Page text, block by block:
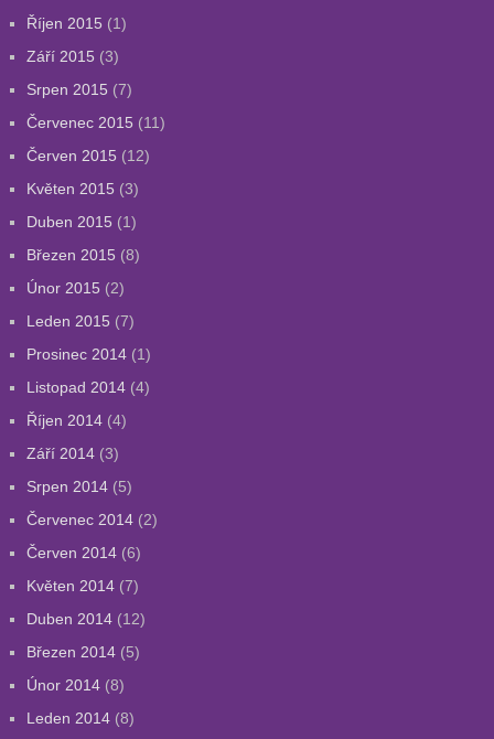
Říjen 2015 (1)
Září 2015 (3)
Srpen 2015 (7)
Červenec 2015 (11)
Červen 2015 (12)
Květen 2015 (3)
Duben 2015 (1)
Březen 2015 (8)
Únor 2015 (2)
Leden 2015 (7)
Prosinec 2014(1)
Listopad 2014(4)
Říjen 2014(4)
Září 2014(3)
Srpen 2014(5)
Červenec 2014(2)
Červen 2014(6)
Květen 2014(7)
Duben 2014(12)
Březen 2014(5)
Únor 2014(8)
Leden 2014(8)